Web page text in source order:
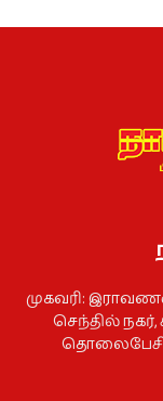
முகவரி:
செந்தில்
தொலைபேசி: